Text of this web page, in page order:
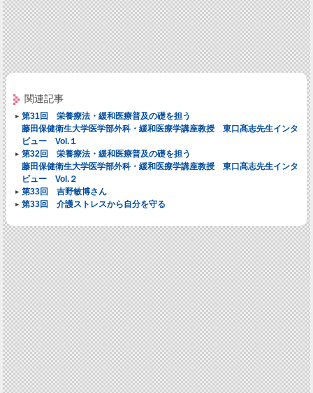
関連記事
第31回 栄養療法・緩和医療普及の礎を担う
藤田保健衛生大学医学部外科・緩和医療学講座教授 東口髙志先生インタ
ビュー Vol.１
第32回 栄養療法・緩和医療普及の礎を担う
藤田保健衛生大学医学部外科・緩和医療学講座教授 東口髙志先生インタ
ビュー Vol.２
第33回 吉野敏博さん
第33回 介護ストレスから自分を守る